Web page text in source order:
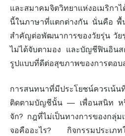
และสมาคมจิตวิทยาแห่งอเมริกาไ
นี้ในภาษาที่แตกต่างกัน นั่นคือ พื้
สำคัญต่อพัฒนาการของวัยรุ่น วัย
ไม่ได้จับตามอง และบัญชีฟินอินส
รูปแบบที่ดีต่อสุขภาพของการตอ
การสนทนาที่มีประโยชน์ควรเน้น
ติดตามบัญชีนั้น — เพื่อนสนิท ห
จัก? กฎที่ไม่เป็นทางการของกลุ่ม
จอคืออะไร? กิจกรรมประเภท